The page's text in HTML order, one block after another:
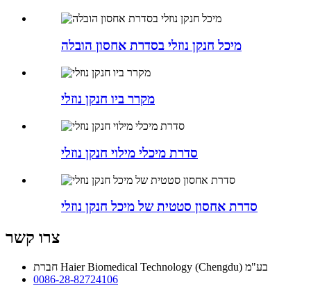
מיכל חנקן נוזלי בסדרת אחסון הובלה
מקרר ביו חנקן נוזלי
סדרת מיכלי מילוי חנקן נוזלי
סדרת אחסון סטטית של מיכל חנקן נוזלי
צרו קשר
חברת Haier Biomedical Technology (Chengdu) בע"מ
0086-28-82724106